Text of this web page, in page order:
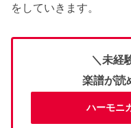
をしていきます。
＼未経
楽譜が読
ハーモニ